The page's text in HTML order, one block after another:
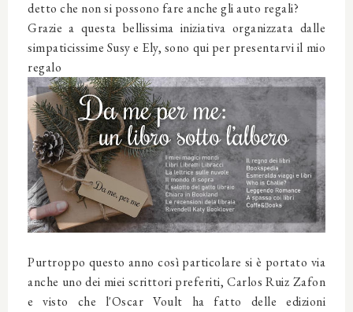
detto che non si possono fare anche gli auto regali?
Grazie a questa bellissima iniziativa organizzata dalle
simpaticissime Susy e Ely, sono qui per presentarvi il mio
regalo
Purtroppo questo anno così particolare si è portato via
anche uno dei miei scrittori preferiti, Carlos Ruiz Zafon
e visto che l'Oscar Voult ha fatto delle edizioni